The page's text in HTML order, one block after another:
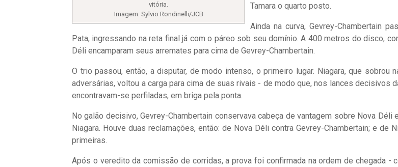
vitória.
Imagem: Sylvio Rondinelli/JCB
Tamara o quarto posto.
Ainda na curva, Gevrey-Chambertain
Pata, ingressando na reta final já com o páreo sob seu domínio. A 400 metros do disco,
Déli encamparam seus arremates para cima de Gevrey-Chambertain.
O trio passou, então, a disputar, de modo intenso, o primeiro lugar. Niagara, que sobrou
adversárias, voltou a carga para cima de suas rivais - de modo que, nos lances decisivos
encontravam-se perfiladas, em briga pela ponta.
No galão decisivo, Gevrey-Chambertain conservava cabeça de vantagem sobre Nova Déli
Niagara. Houve duas reclamações, então: de Nova Déli contra Gevrey-Chambertain; e de
primeiras.
Após o veredito da comissão de corridas, a prova foi confirmada na ordem de chegada -